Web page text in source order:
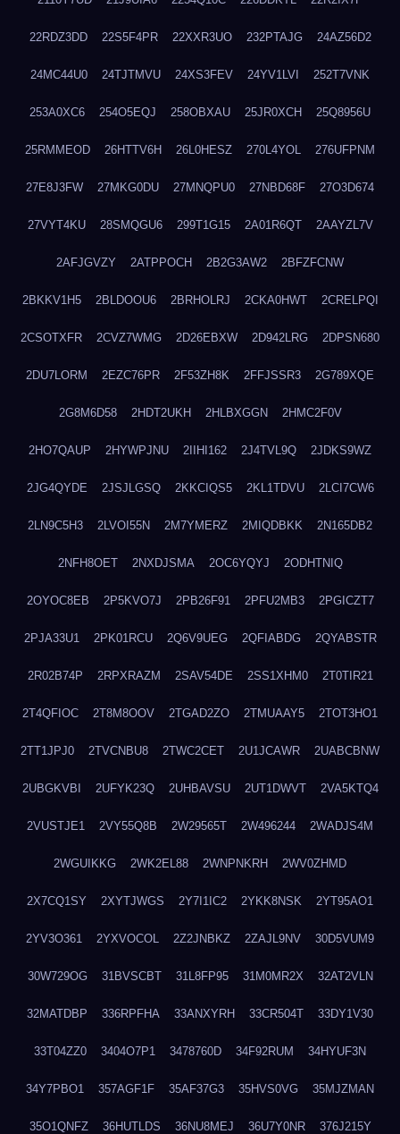
22RDZ3DD 22S5F4PR 22XXR3UO 232PTAJG 24AZ56D2
24MC44U0 24TJTMVU 24XS3FEV 24YV1LVI 252T7VNK
253A0XC6 254O5EQJ 258OBXAU 25JR0XCH 25Q8956U
25RMMEOD 26HTTV6H 26L0HESZ 270L4YOL 276UFPNM
27E8J3FW 27MKG0DU 27MNQPU0 27NBD68F 27O3D674
27VYT4KU 28SMQGU6 299T1G15 2A01R6QT 2AAYZL7V
2AFJGVZY 2ATPPOCH 2B2G3AW2 2BFZFCNW
2BKKV1H5 2BLDOOU6 2BRHOLRJ 2CKA0HWT 2CRELPQI
2CSOTXFR 2CVZ7WMG 2D26EBXW 2D942LRG 2DPSN680
2DU7LORM 2EZC76PR 2F53ZH8K 2FFJSSR3 2G789XQE
2G8M6D58 2HDT2UKH 2HLBXGGN 2HMC2F0V
2HO7QAUP 2HYWPJNU 2IIHI162 2J4TVL9Q 2JDKS9WZ
2JG4QYDE 2JSJLGSQ 2KKCIQS5 2KL1TDVU 2LCI7CW6
2LN9C5H3 2LVOI55N 2M7YMERZ 2MIQDBKK 2N165DB2
2NFH8OET 2NXDJSMA 2OC6YQYJ 2ODHTNIQ
2OYOC8EB 2P5KVO7J 2PB26F91 2PFU2MB3 2PGICZT7
2PJA33U1 2PK01RCU 2Q6V9UEG 2QFIABDG 2QYABSTR
2R02B74P 2RPXRAZM 2SAV54DE 2SS1XHM0 2T0TIR21
2T4QFIOC 2T8M8OOV 2TGAD2ZO 2TMUAAY5 2TOT3HO1
2TT1JPJ0 2TVCNBU8 2TWC2CET 2U1JCAWR 2UABCBNW
2UBGKVBI 2UFYK23Q 2UHBAVSU 2UT1DWVT 2VA5KTQ4
2VUSTJE1 2VY55Q8B 2W29565T 2W496244 2WADJS4M
2WGUIKKG 2WK2EL88 2WNPNKRH 2WV0ZHMD
2X7CQ1SY 2XYTJWGS 2Y7I1IC2 2YKK8NSK 2YT95AO1
2YV3O361 2YXVOCOL 2Z2JNBKZ 2ZAJL9NV 30D5VUM9
30W729OG 31BVSCBT 31L8FP95 31M0MR2X 32AT2VLN
32MATDBP 336RPFHA 33ANXYRH 33CR504T 33DY1V30
33T04ZZ0 3404O7P1 3478760D 34F92RUM 34HYUF3N
34Y7PBO1 357AGF1F 35AF37G3 35HVS0VG 35MJZMAN
35O1QNFZ 36HUTLDS 36NU8MEJ 36U7Y0NR 376J215Y